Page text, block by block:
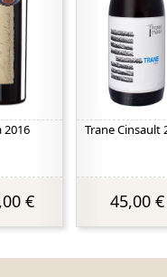
2016
€
Trane Cinsault
45,00 €